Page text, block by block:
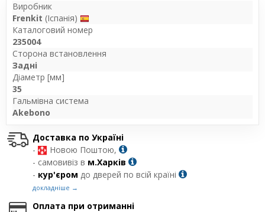
Виробник
Frenkit (Іспанія)
Каталоговий номер
235004
Сторона встановлення
Задні
Діаметр [мм]
35
Гальмівна система
Akebono
Доставка по Україні
-
Новою Поштою,
- самовивіз в м.Харків
- кур'єром до дверей по всій країні
докладніше →
Оплата при отриманні